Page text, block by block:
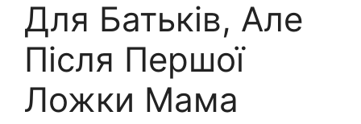
Для Батьків, Але
Після Першої
Ложки Мама